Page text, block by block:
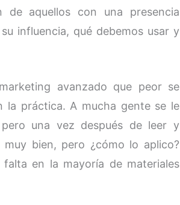
aquellos con una presencia
influencia, qué debemos usar y
avanzado que peor se
la práctica. A mucha gente se le
una vez después de leer y
bien, pero ¿cómo lo aplico?
en la mayoría de materiales